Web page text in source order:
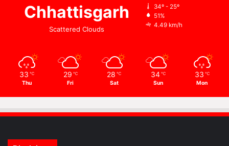
Chhattisgarh
Scattered Clouds
34º - 25º
51%
4.49 km/h
33 ℃
Thu
29 ℃
Fri
28 ℃
Sat
34 ℃
Sun
33 ℃
Mon